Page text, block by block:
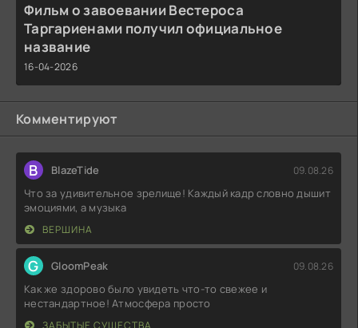
Фильм о завоевании Вестероса
Таргариенами получил официальное
название
16-04-2026
Комментируют
B BlazeTide 09.08.26
Что за удивительное зрелище! Каждый кадр словно дышит
эмоциями, а музыка
ВЕРШИНА
G GloomPeak 09.08.26
Как же здорово было увидеть что-то свежее и
нестандартное! Атмосфера просто